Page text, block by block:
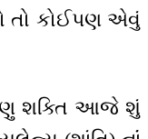
તો કોઈપણ એવું
શક્તિ આજે શું